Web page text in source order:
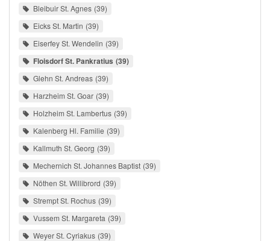
Bleibuir St. Agnes 39
Eicks St. Martin 39
Eiserfey St. Wendelin 39
Floisdorf St. Pankratius 39
Glehn St. Andreas 39
Harzheim St. Goar 39
Holzheim St. Lambertus 39
Kalenberg Hl. Familie 39
Kallmuth St. Georg 39
Mechernich St. Johannes Baptist 39
Nöthen St. Willibrord 39
Strempt St. Rochus 39
Vussem St. Margareta 39
Weyer St. Cyriakus 39